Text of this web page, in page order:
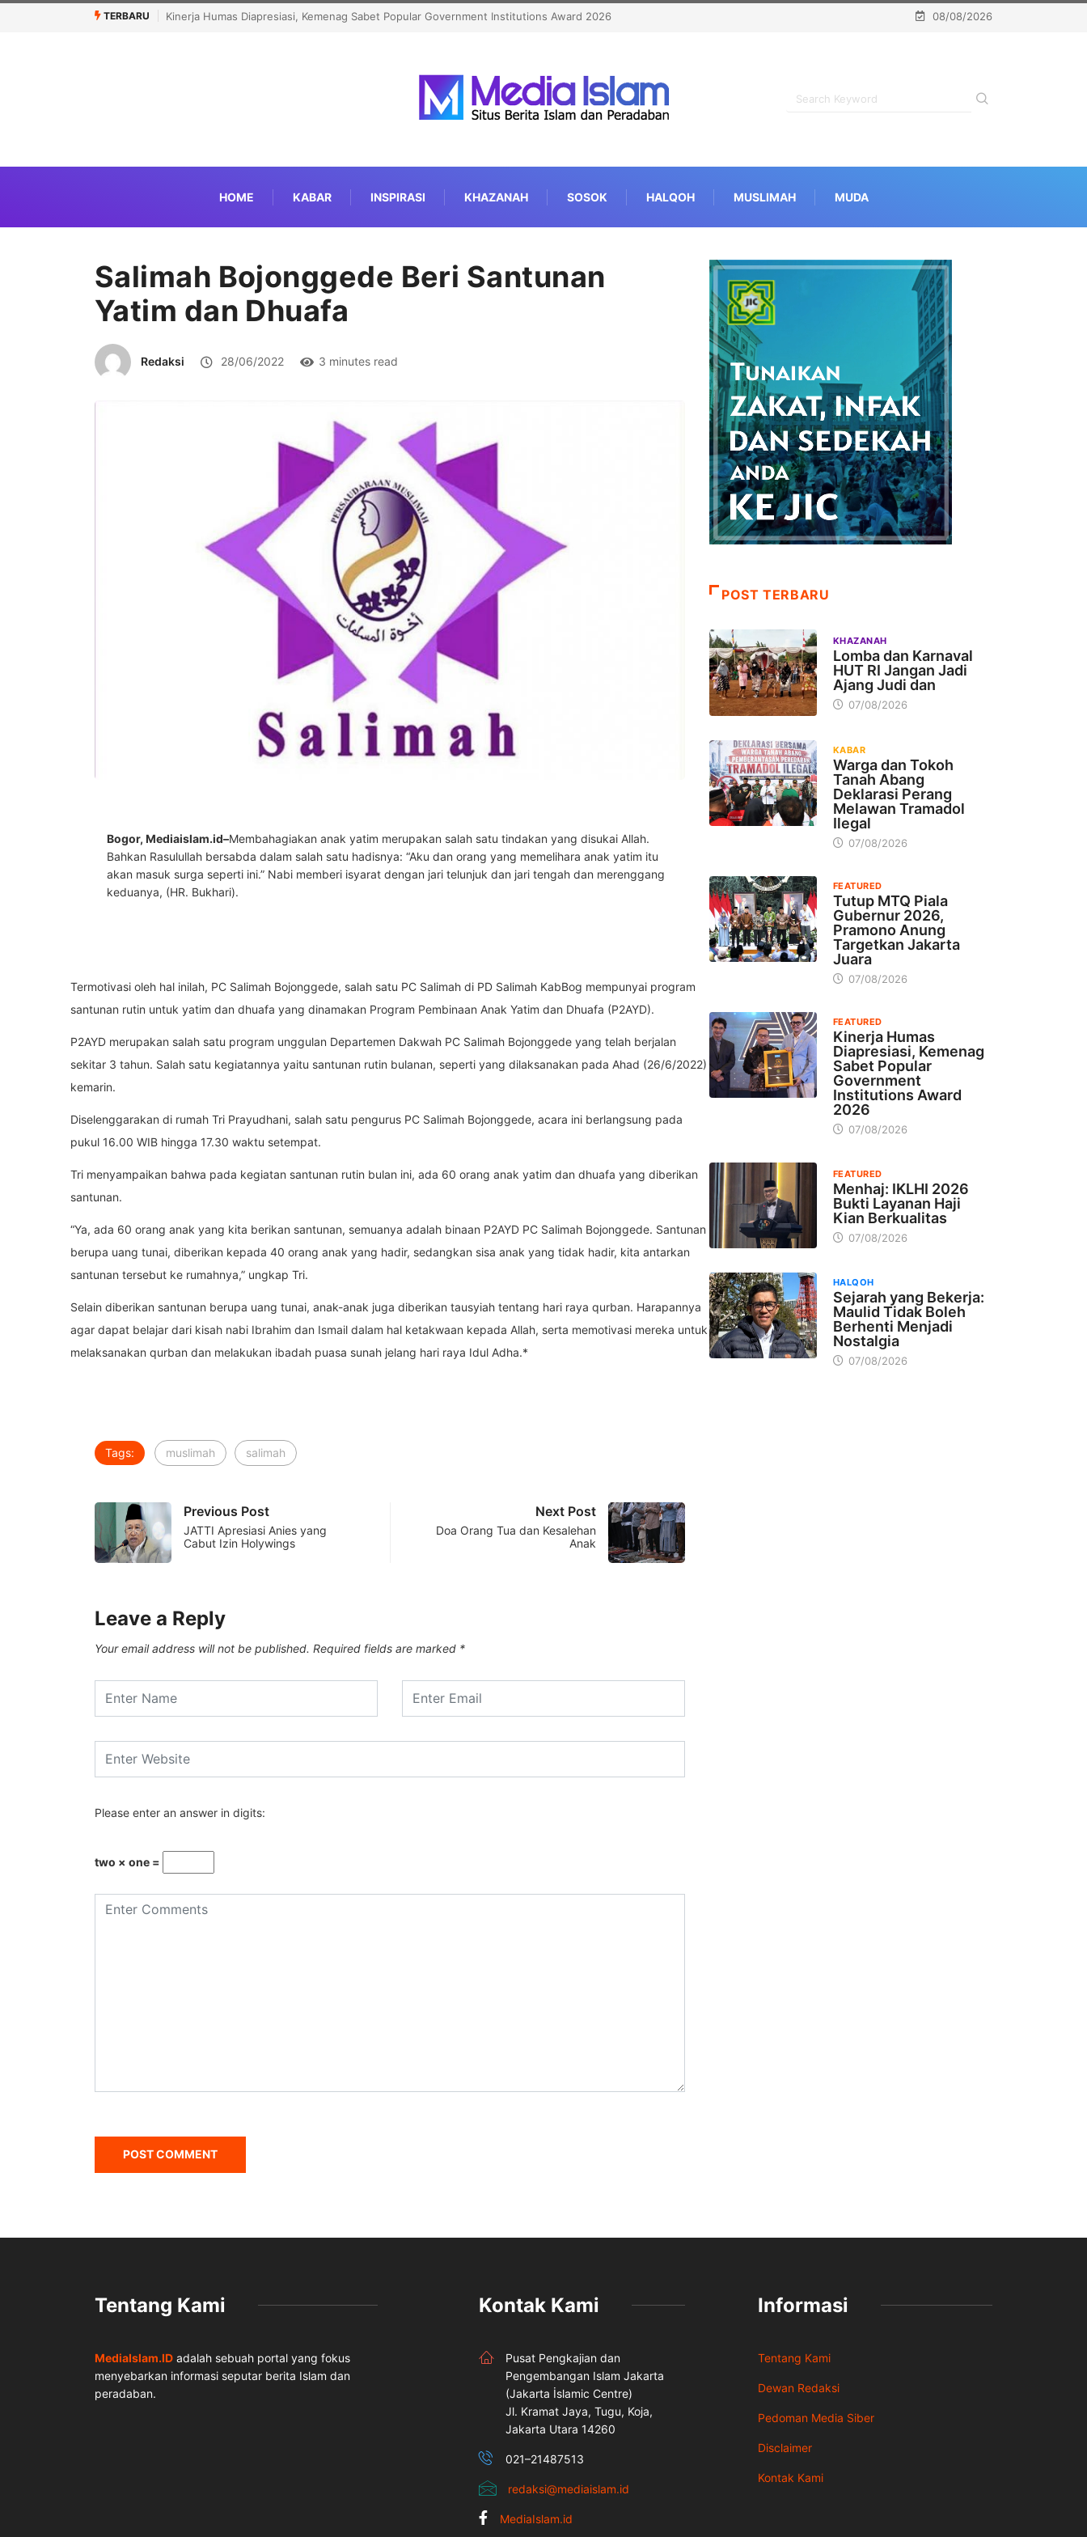
TERBARU
Kemenag Sabet Popular Government Institutions Award 2026Menhaj: IKLHI 2026 Bukti Layanan Haji Kian Berkualitas 08/08/2026
HOME KABAR INSPIRASI KHAZANAH SOSOK HALQOH MUSLIMAH MUDA
Salimah Bojonggede Beri Santunan
Yatim dan Dhuafa
Redaksi 28/06/2022 3 minutes read
Bogor, Mediaislam.id–Membahagiakan anak yatim merupakan salah satu tindakan yang disukai Allah.
Bahkan Rasulullah bersabda dalam salah satu hadisnya: “Aku dan orang yang memelihara anak yatim itu
akan masuk surga seperti ini.” Nabi memberi isyarat dengan jari telunjuk dan jari tengah dan merenggang
keduanya, (HR. Bukhari).
Termotivasi oleh hal inilah, PC Salimah Bojonggede, salah satu PC Salimah di PD Salimah KabBog mempunyai program
santunan rutin untuk yatim dan dhuafa yang dinamakan Program Pembinaan Anak Yatim dan Dhuafa (P2AYD).
P2AYD merupakan salah satu program unggulan Departemen Dakwah PC Salimah Bojonggede yang telah berjalan
sekitar 3 tahun. Salah satu kegiatannya yaitu santunan rutin bulanan, seperti yang dilaksanakan pada Ahad (26/6/2022)
kemarin.
Diselenggarakan di rumah Tri Prayudhani, salah satu pengurus PC Salimah Bojonggede, acara ini berlangsung pada
pukul 16.00 WIB hingga 17.30 waktu setempat.
Tri menyampaikan bahwa pada kegiatan santunan rutin bulan ini, ada 60 orang anak yatim dan dhuafa yang diberikan
santunan.
“Ya, ada 60 orang anak yang kita berikan santunan, semuanya adalah binaan P2AYD PC Salimah Bojonggede. Santunan
berupa uang tunai, diberikan kepada 40 orang anak yang hadir, sedangkan sisa anak yang tidak hadir, kita antarkan
santunan tersebut ke rumahnya,” ungkap Tri.
Selain diberikan santunan berupa uang tunai, anak-anak juga diberikan tausyiah tentang hari raya qurban. Harapannya
agar dapat belajar dari kisah nabi Ibrahim dan Ismail dalam hal ketakwaan kepada Allah, serta memotivasi mereka untuk
melaksanakan qurban dan melakukan ibadah puasa sunah jelang hari raya Idul Adha.*
Tags: muslimah salimah
Previous Post
JATTI Apresiasi Anies yang
Cabut Izin Holywings
Next Post
Doa Orang Tua dan Kesalehan
Anak
Leave a Reply
Your email address will not be published. Required fields are marked *
Please enter an answer in digits:
two × one =
POST TERBARU
KHAZANAH
Lomba dan Karnaval
HUT RI Jangan Jadi
Ajang Judi dan
07/08/2026
KABAR
Warga dan Tokoh
Tanah Abang
Deklarasi Perang
Melawan Tramadol
Ilegal
07/08/2026
FEATURED
Tutup MTQ Piala
Gubernur 2026,
Pramono Anung
Targetkan Jakarta
Juara
07/08/2026
FEATURED
Kinerja Humas
Diapresiasi, Kemenag
Sabet Popular
Government
Institutions Award
2026
07/08/2026
FEATURED
Menhaj: IKLHI 2026
Bukti Layanan Haji
Kian Berkualitas
07/08/2026
HALQOH
Sejarah yang Bekerja:
Maulid Tidak Boleh
Berhenti Menjadi
Nostalgia
07/08/2026
Tentang Kami
MediaIslam.ID adalah sebuah portal yang fokus
menyebarkan informasi seputar berita Islam dan
peradaban.
Kontak Kami
Pusat Pengkajian dan
Pengembangan Islam Jakarta
(Jakarta İslamic Centre)
Jl. Kramat Jaya, Tugu, Koja,
Jakarta Utara 14260
021–21487513
redaksi@mediaislam.id
MediaIslam.id
Informasi
Tentang Kami
Dewan Redaksi
Pedoman Media Siber
Disclaimer
Kontak Kami